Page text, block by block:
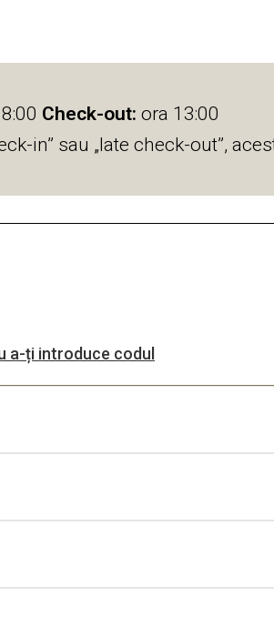
Check-out: ora 13:00
in” sau „late check-out”,
a-ți introduce codul